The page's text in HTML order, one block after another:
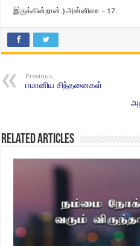
இருக்கின்றான்.) அன்னிஸா – 17.
Previous
ஈமானிய சிந்தனைகள்
Related Articles